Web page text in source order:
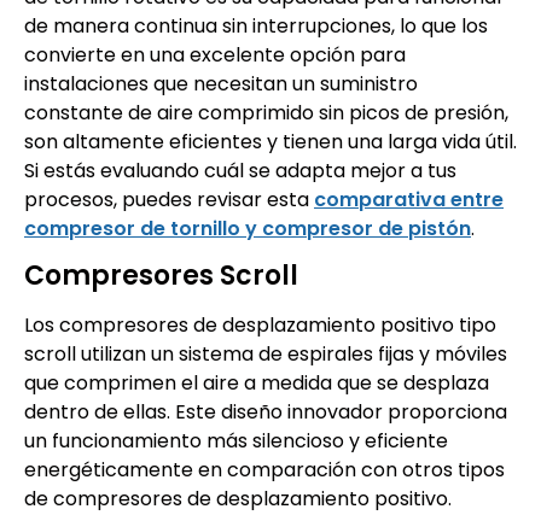
de manera continua sin interrupciones, lo que los
convierte en una excelente opción para
instalaciones que necesitan un suministro
constante de aire comprimido sin picos de presión,
son altamente eficientes y tienen una larga vida útil.
Si estás evaluando cuál se adapta mejor a tus
procesos, puedes revisar esta comparativa entre
compresor de tornillo y compresor de pistón.
Compresores Scroll
Los compresores de desplazamiento positivo tipo
scroll utilizan un sistema de espirales fijas y móviles
que comprimen el aire a medida que se desplaza
dentro de ellas. Este diseño innovador proporciona
un funcionamiento más silencioso y eficiente
energéticamente en comparación con otros tipos
de compresores de desplazamiento positivo.